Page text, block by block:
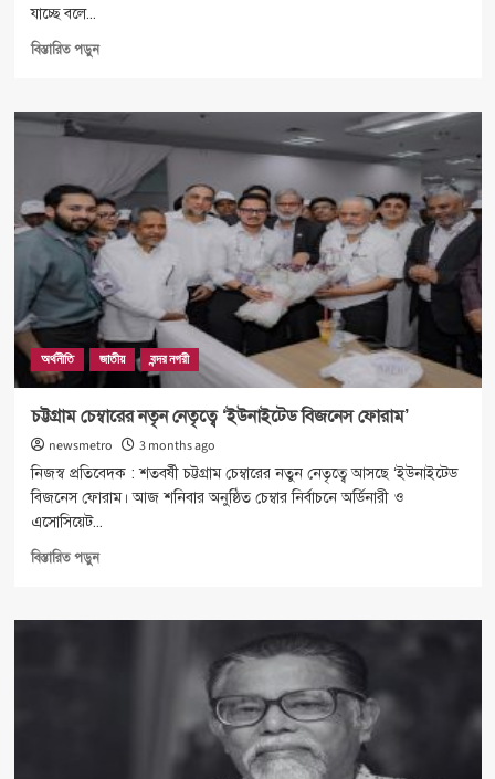
যাচ্ছে বলে...
বিস্তারিত পড়ুনRead
বিশ্বমঞ্চে
স্পোর্টস
নিতে
কাজ
করছে
সরকার
অর্থনীতি জাতীয় বন্দর নগরী
চট্টগ্রাম চেম্বারের নতৃন নেতৃত্বে ‘ইউনাইটেড বিজনেস ফোরাম’
newsmetro
3 months ago
নিজস্ব প্রতিবেদক : শতবর্ষী চট্টগ্রাম চেম্বারের নতুন নেতৃত্বে আসছে ‘ইউনাইটেড
বিজনেস ফোরাম। আজ শনিবার অনুষ্ঠিত চেম্বার নির্বাচনে অর্ডিনারী ও
এসোসিয়েট...
বিস্তারিত পড়ুনRead
চট্টগ্রাম